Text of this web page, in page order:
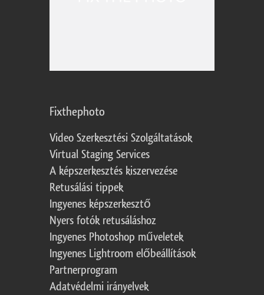
Fixthephoto
Video Szerkesztési Szolgáltatások
Virtual Staging Services
A képszerkesztés kiszervezése
Retusálási tippek
Ingyenes képszerkesztő
Nyers fotók retusáláshoz
Ingyenes Photoshop műveletek
Ingyenes Lightroom előbeállítások
Partnerprogram
Adatvédelmi irányelvek